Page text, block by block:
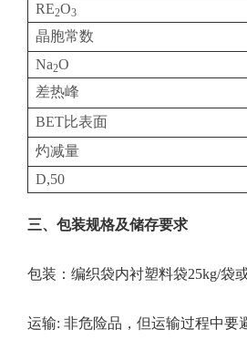
RE2O3
晶胞常数
Na2O
差热峰
BET比表面
灼减量
D,50
三、 包装规格及储存要求
包装：编织袋内衬塑料袋25kg/袋
运输: 非危险品，但运输过程中要